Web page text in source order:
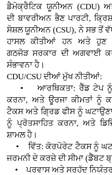
ਡੈਮੋਕ੍ਰੈਟਿਕ ਯੂਨੀਅਨ (CDU)
ਦੀ ਬਾਵਰੀਅਨ ਭੈਣ ਪਾਰਟੀ,
ਸੋਸ਼ਲ ਯੂਨੀਅਨ (CSU), ਨੇ ਸਭ ਤੋਂ
ਹਾਸਲ ਕੀਤੀਆਂ ਹਨ ਅਤੇ ਹੁਣ
ਗਠਜੋੜ ਸਰਕਾਰ ਦੀ ਅਗਵਾਈ
ਸੰਭਾਵਨਾ ਹੈ।
CDU/CSU ਦੀਆਂ ਮੁੱਖ ਨੀਤੀਆਂ:
• ਆਰਥਿਕਤਾ: ਰੈੱਡ ਟੇਪ ਨੂੰ
ਕਰਨਾ, ਅਤੇ ਊਰਜਾ ਕੀਮਤਾਂ ਨੂੰ
ਟੈਕਸ ਅਤੇ ਗ੍ਰਿਡ ਫੀਸ ਨੂੰ
ਨੂੰ ਪ੍ਰੋਤਸਾਹਿਤ ਕਰਨਾ, ਅਤੇ
ਸ਼ਾਮਲ ਹੈ।
• ਵਿੱਤ: ਕੋਰਪੋਰੇਟ ਟੈਕਸ ਨੂੰ
ਜਰਮਨੀ ਦੇ ਕਰਜ਼ੇ ਦੀ ਸੀਮਾ (ਡੈੱਬਟ
• ਪਰਵਾਸ ਅਤੇ ਸਰਹੱਦ